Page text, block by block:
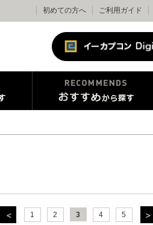
初めての方へ ご利用ガイド
1 2 3 4 5